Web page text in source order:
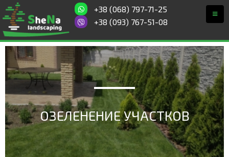
+38 (068) 797-71-25
+38 (093) 767-51-08
ОЗЕЛЕНЕНИЕ УЧАСТКОВ